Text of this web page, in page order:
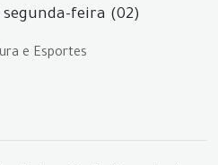
feira (02)
e Esportes